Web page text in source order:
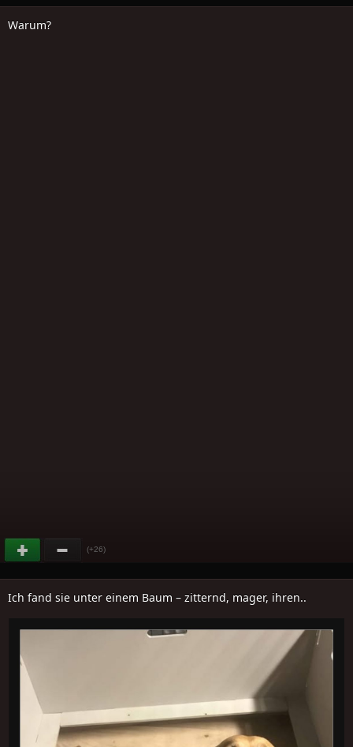
Warum?
(+26)
Ich fand sie unter einem Baum – zitternd, mager, ihren..